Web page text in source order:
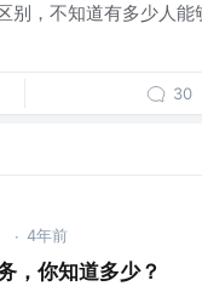
别，不知道有多少人能
30
· 4年前
，你知道多少？